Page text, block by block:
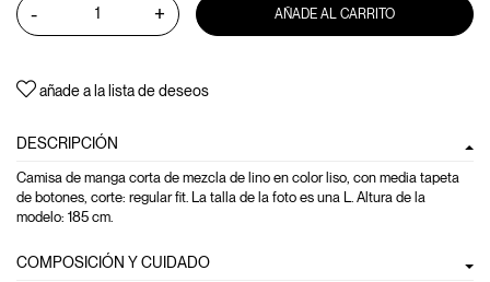
- + AÑADE AL CARRITO
añade a la lista de deseos
DESCRIPCIÓN
Camisa de manga corta de mezcla de lino en color liso, con media tapeta
de botones, corte: regular fit. La talla de la foto es una L. Altura de la
modelo: 185 cm.
COMPOSICIÓN Y CUIDADO